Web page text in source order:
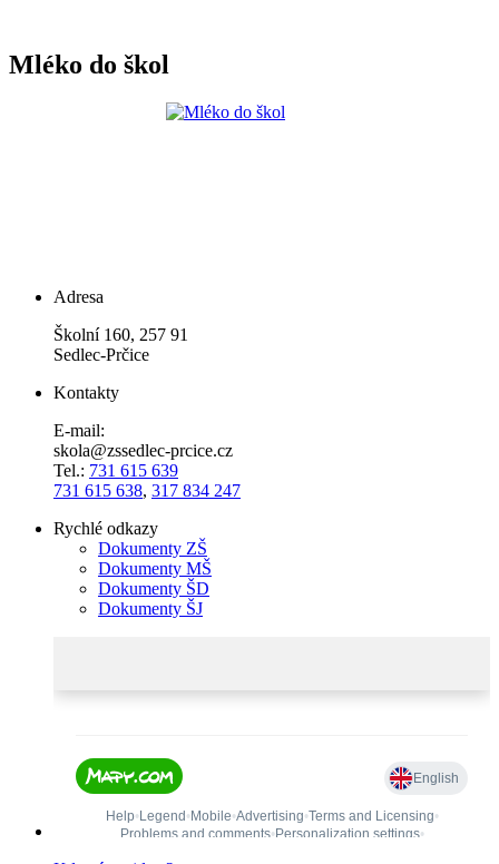
Mléko do škol
Adresa
Školní 160, 257 91
Sedlec-Prčice
Kontakty
E-mail:
skola@zssedlec-prcice.cz
Tel.: 731 615 639
731 615 638, 317 834 247
Rychlé odkazy
Dokumenty ZŠ
Dokumenty MŠ
Dokumenty ŠD
Dokumenty ŠJ